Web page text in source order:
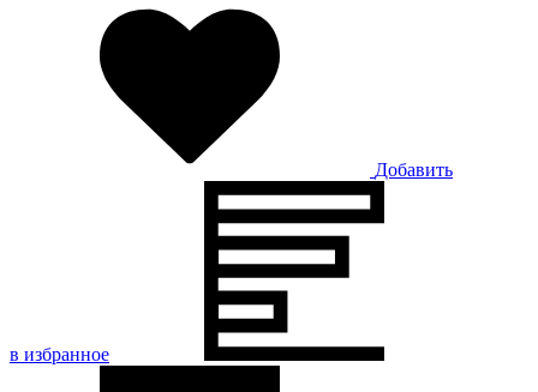
Добавить
в избранное